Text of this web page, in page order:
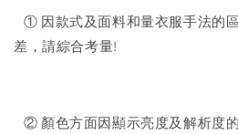
① 因款式及面料和量衣服手法的
差，請綜合考量!
② 顏色方面因顯示亮度及解析度